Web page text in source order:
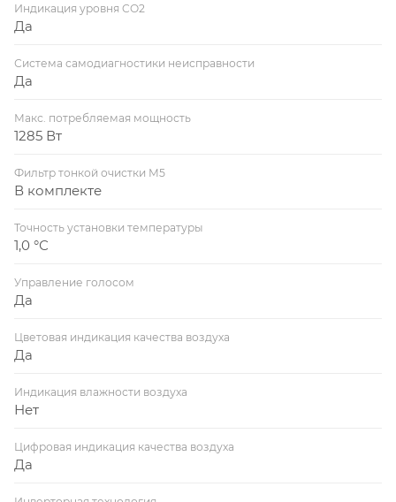
Индикация уровня CO2
Да
Система самодиагностики неисправности
Да
Макс. потребляемая мощность
1285 Вт
Фильтр тонкой очистки М5
В комплекте
Точность установки температуры
1,0 °С
Управление голосом
Да
Цветовая индикация качества воздуха
Да
Индикация влажности воздуха
Нет
Цифровая индикация качества воздуха
Да